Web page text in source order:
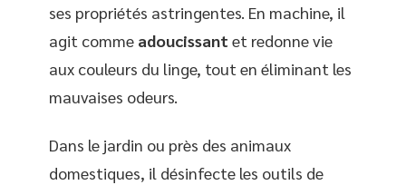
ses propriétés astringentes. En machine, il
agit comme adoucissant et redonne vie
aux couleurs du linge, tout en éliminant les
mauvaises odeurs.
Dans le jardin ou près des animaux
domestiques, il désinfecte les outils de